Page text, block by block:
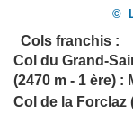
©
Cols franchis :
Col du Grand-
(2470 m - 1 ère) :
Col de la Forclaz